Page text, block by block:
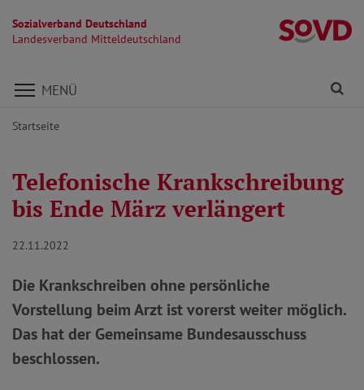
Sozialverband Deutschland
Landesverband Mitteldeutschland
Direkt zu den Inhalten springen
MENÜ
Startseite
Telefonische Krankschreibung
bis Ende März verlängert
22.11.2022
Die Krankschreiben ohne persönliche
Vorstellung beim Arzt ist vorerst weiter möglich.
Das hat der Gemeinsame Bundesausschuss
beschlossen.